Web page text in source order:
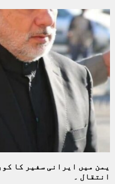
یمن میں ایرانی سفیر کا
انتقال ۔